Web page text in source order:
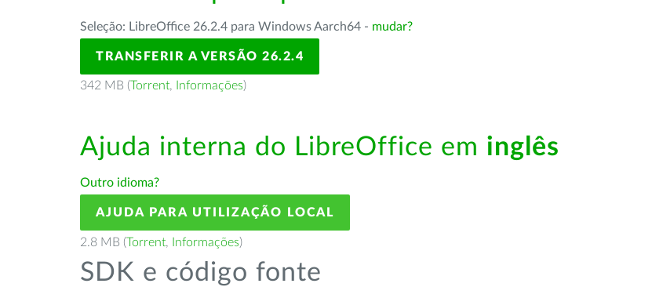
Seleção: LibreOffice 26.2.4 para Windows Aarch64 - mudar?
TRANSFERIR A VERSÃO 26.2.4
342 MB (Torrent, Informações)
Ajuda interna do LibreOffice em inglês
Outro idioma?
AJUDA PARA UTILIZAÇÃO LOCAL
2.8 MB (Torrent, Informações)
SDK e código fonte